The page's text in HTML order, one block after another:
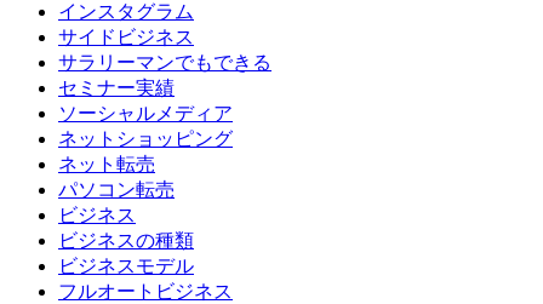
インスタグラム
サイドビジネス
サラリーマンでもできる
セミナー実績
ソーシャルメディア
ネットショッピング
ネット転売
パソコン転売
ビジネス
ビジネスの種類
ビジネスモデル
フルオートビジネス